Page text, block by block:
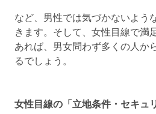
など、男性では気づかないよう
きます。そして、女性目線で満
あれば、男女問わず多くの人か
るでしょう。
女性目線の「立地条件・セキュ